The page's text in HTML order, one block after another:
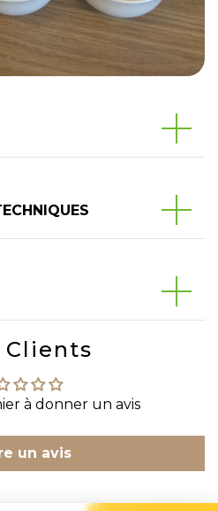
Clients
à donner un avis
un avis